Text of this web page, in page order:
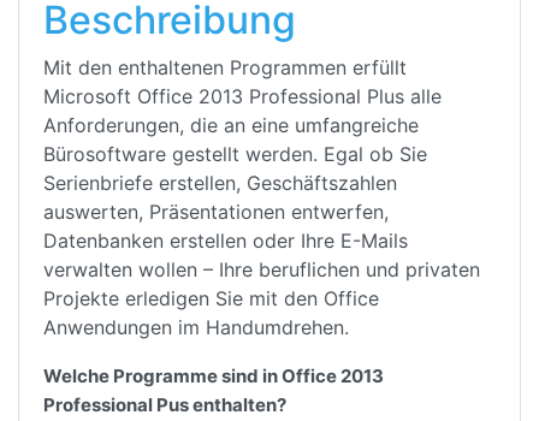
Beschreibung
Mit den enthaltenen Programmen erfüllt
Microsoft Office 2013 Professional Plus alle
Anforderungen, die an eine umfangreiche
Bürosoftware gestellt werden. Egal ob Sie
Serienbriefe erstellen, Geschäftszahlen
auswerten, Präsentationen entwerfen,
Datenbanken erstellen oder Ihre E-Mails
verwalten wollen – Ihre beruflichen und privaten
Projekte erledigen Sie mit den Office
Anwendungen im Handumdrehen.
Welche Programme sind in Office 2013
Professional Pus enthalten?